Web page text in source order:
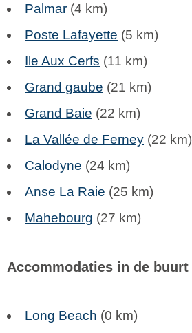
Palmar (4 km)
Poste Lafayette (5 km)
Ile Aux Cerfs (11 km)
Grand gaube (21 km)
Grand Baie (22 km)
La Vallée de Ferney (22 km)
Calodyne (24 km)
Anse La Raie (25 km)
Mahebourg (27 km)
Accommodaties in de buurt
Long Beach (0 km)